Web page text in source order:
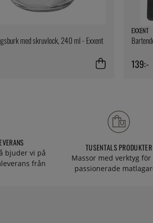
med skruvlock, 240 ml - Exxent
EXXENT
139:-
bjuder vi på
från
TUSENTALS PRODUKTER
Massor med verktyg för
passionerade